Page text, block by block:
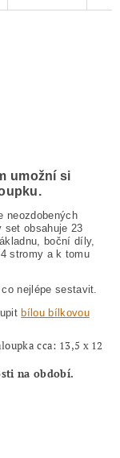
umožní si
neozdobených
set obsahuje 23
boční díly,
stromy a k tomu
nejlépe sestavit.
bílou bílkovou
cca: 13,5 x 12
na období.